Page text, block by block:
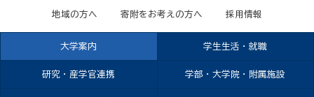
地域の方へ 寄附をお考えの方へ 採用情報
大学案内 学生生活・就職
研究・産学官連携 学部・大学院・附属施設